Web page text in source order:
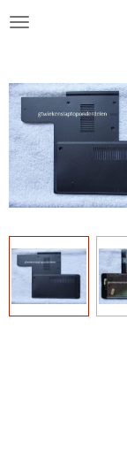
Ga
de
hoofdinhoud